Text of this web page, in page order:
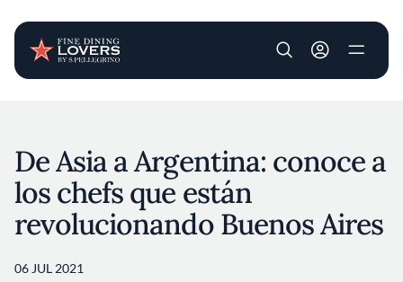
User account
De Asia a Argentina: conoce a
los chefs que están
revolucionando Buenos Aires
06 JUL 2021